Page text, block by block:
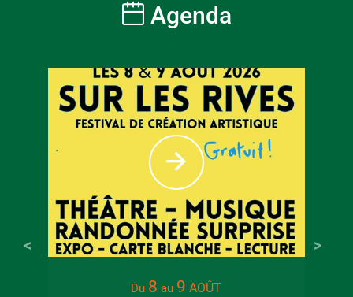
Agenda
Du 8 au 9 AOÛT